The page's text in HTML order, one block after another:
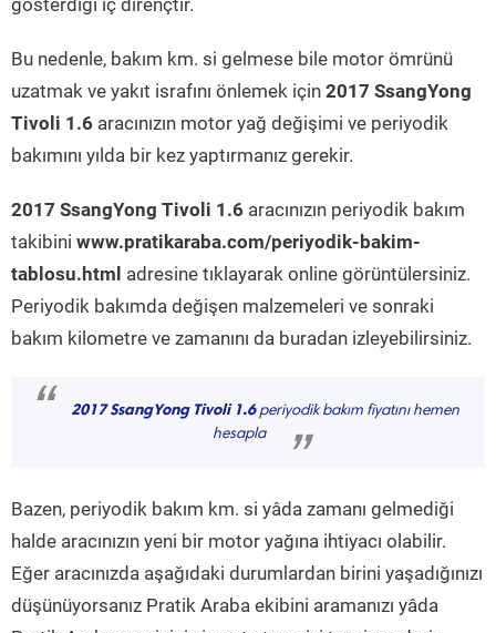
gösterdiği iç dirençtir.
Bu nedenle, bakım km. si gelmese bile motor ömrünü
uzatmak ve yakıt israfını önlemek için 2017 SsangYong
Tivoli 1.6 aracınızın motor yağ değişimi ve periyodik
bakımını yılda bir kez yaptırmanız gerekir.
2017 SsangYong Tivoli 1.6 aracınızın periyodik bakım
takibini www.pratikaraba.com/periyodik-bakim-
tablosu.html adresine tıklayarak online görüntülersiniz.
Periyodik bakımda değişen malzemeleri ve sonraki
bakım kilometre ve zamanını da buradan izleyebilirsiniz.
“ 2017 SsangYong Tivoli 1.6periyodik bakım fiyatını hemen
hesapla
”
Bazen, periyodik bakım km. si yâda zamanı gelmediği
halde aracınızın yeni bir motor yağına ihtiyacı olabilir.
Eğer aracınızda aşağıdaki durumlardan birini yaşadığınızı
düşünüyorsanız Pratik Araba ekibini aramanızı yâda